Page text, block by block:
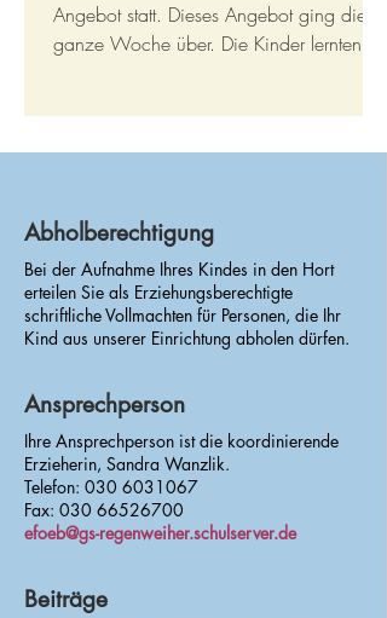
Angebot statt. Dieses Angebot ging die
ganze Woche über. Die Kinder lernten
Dienstag ging es ins Kino. Gemeinsam
Superhund. Die Kinder hatten viel Spaß
und lachten gemeinsam. Mittwoch: Am
Mittwoch besuchten wir das FEZ. Beim
märchenhaften Mitspielevent wurde
gebastelt, gewebt, mit Ton gearbeitet und
Unsere Hortbetreuung von
A bis Z
Abholberechtigung
Bei der Aufnahme Ihres Kindes in den Hort
erteilen Sie als Erziehungsberechtigte
schriftliche Vollmachten für Personen, die Ihr
Kind aus unserer Einrichtung abholen dürfen.
Ansprechperson
Ihre Ansprechperson ist die koordinierende
Erzieherin, Sandra Wanzlik.
Telefon: 030 6031067
Fax: 030 66526700
efoeb@gs-regenweiher.schulserver.de
Beiträge